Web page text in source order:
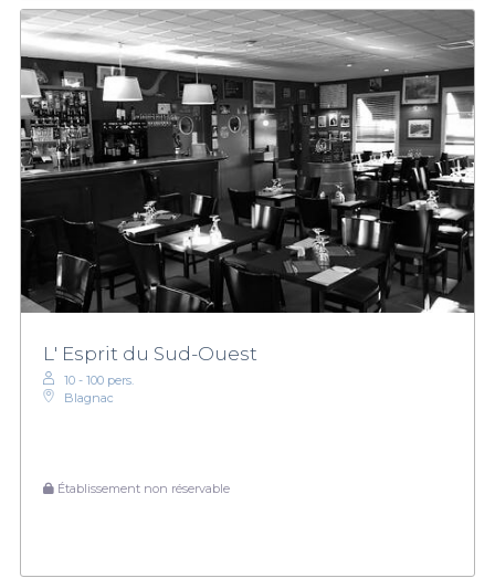
L' Esprit du Sud-Ouest
10 - 100 pers.
Blagnac
Établissement non réservable